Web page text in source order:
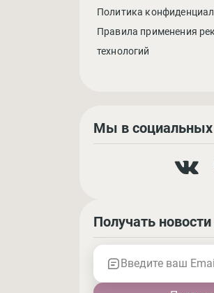
Политика
Правила применения
технологий
Мы в социальных
Получать
Введите ваш